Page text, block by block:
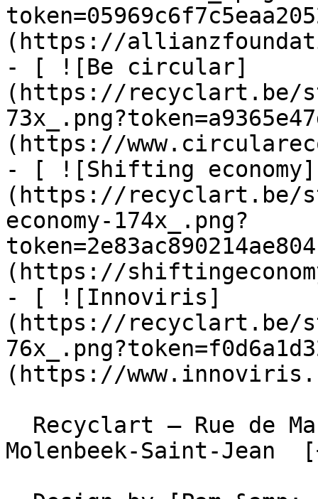
(https://
- [ ![Be circular]
(https://recyclart.be/
(https://
- [ ![Shifting economy]
(https://recyclart.be/
economy-174x_.png?
(https://
- [ ![Innoviris]
(https://recyclart.be/
(https://
Molenbeek-Saint-